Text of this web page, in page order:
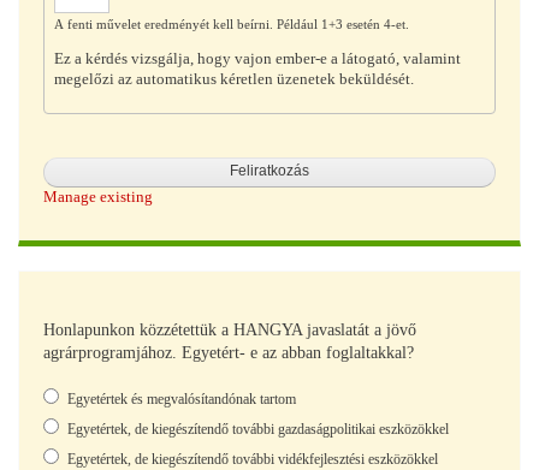
A fenti művelet eredményét kell beírni. Például 1+3 esetén 4-et.
Ez a kérdés vizsgálja, hogy vajon ember-e a látogató, valamint
megelőzi az automatikus kéretlen üzenetek beküldését.
Manage existing
Honlapunkon közzétettük a HANGYA javaslatát a jövő
agrárprogramjához. Egyetért- e az abban foglaltakkal?
Választások
Egyetértek és megvalósítandónak tartom
Egyetértek, de kiegészítendő további gazdaságpolitikai eszközökkel
Egyetértek, de kiegészítendő további vidékfejlesztési eszközökkel